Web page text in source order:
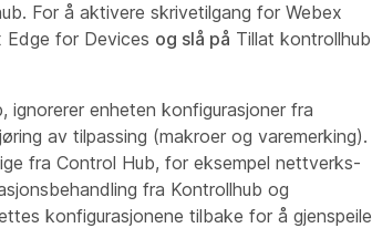
For å aktivere skrivetilgang for Webex
Edge for Devices og slå på Tillat kontrollhub
ignorerer enheten konfigurasjoner fra
av tilpassing (makroer og varemerking).
fra Control Hub, for eksempel nettverks-
fra Kontrollhub og
konfigurasjonene tilbake for å gjenspeile